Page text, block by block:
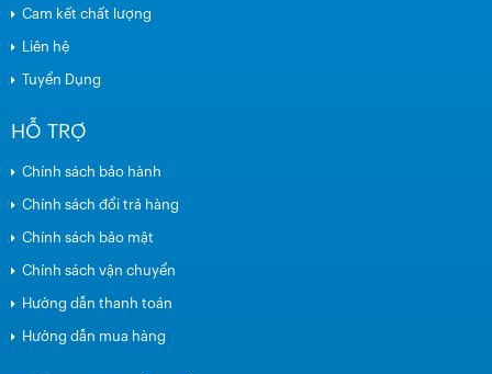
Cam kết chất lượng
Liên hệ
Tuyển Dụng
HỖ TRỢ
Chính sách bảo hành
Chính sách đổi trả hàng
Chính sách bảo mật
Chính sách vận chuyển
Hướng dẫn thanh toán
Hướng dẫn mua hàng